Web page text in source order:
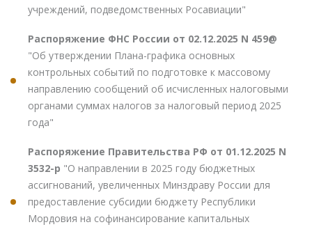
учреждений, подведомственных Росавиации"
Распоряжение ФНС России от 02.12.2025 N 459@
"Об утверждении Плана-графика основных
контрольных событий по подготовке к массовому
направлению сообщений об исчисленных налоговыми
органами суммах налогов за налоговый период 2025
года"
Распоряжение Правительства РФ от 01.12.2025 N
3532-р "О направлении в 2025 году бюджетных
ассигнований, увеличенных Минздраву России для
предоставление субсидии бюджету Республики
Мордовия на софинансирование капитальных